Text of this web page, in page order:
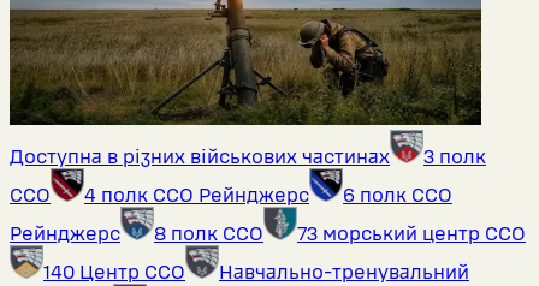
Доступна в різних військових частинах
3 полк
ССО
4 полк ССО Рейнджерс
6 полк ССО
Рейнджерс
8 полк ССО
73 морський центр ССО
140 Центр ССО
Навчально-тренувальний